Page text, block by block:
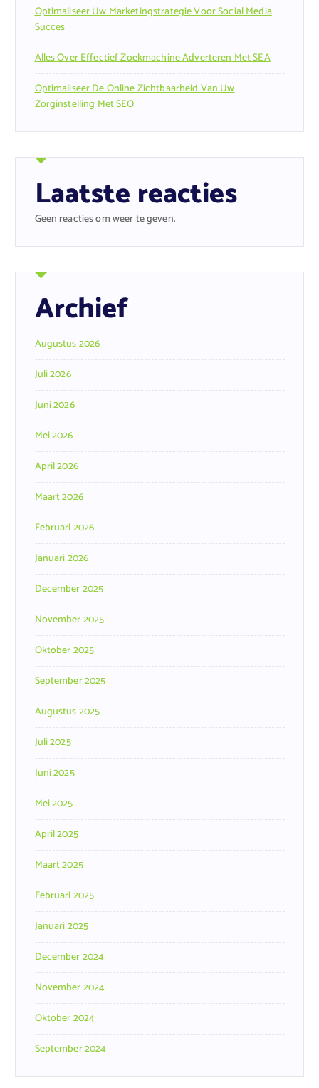
Optimaliseer Uw Marketingstrategie Voor Social Media
Succes
Alles Over Effectief Zoekmachine Adverteren Met SEA
Optimaliseer De Online Zichtbaarheid Van Uw
Zorginstelling Met SEO
Laatste reacties
Geen reacties om weer te geven.
Archief
Augustus 2026
Juli 2026
Juni 2026
Mei 2026
April 2026
Maart 2026
Februari 2026
Januari 2026
December 2025
November 2025
Oktober 2025
September 2025
Augustus 2025
Juli 2025
Juni 2025
Mei 2025
April 2025
Maart 2025
Februari 2025
Januari 2025
December 2024
November 2024
Oktober 2024
September 2024